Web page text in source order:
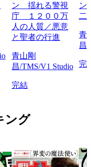
ン 揺れる警視
庁 １２００万
人の人質／悪意
と聖者の行進
青山剛
昌/TMS/V1 Studio
完結
ン
二
青
昌
完
ング